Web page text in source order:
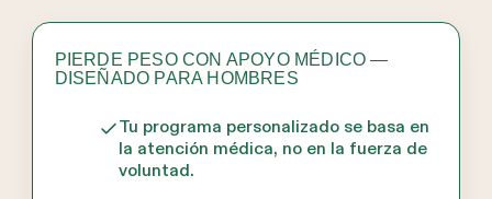
PIERDE PESO CON APOYO MÉDICO —
DISEÑADO PARA HOMBRES
Tu programa personalizado se basa en
la atención médica, no en la fuerza de
voluntad.